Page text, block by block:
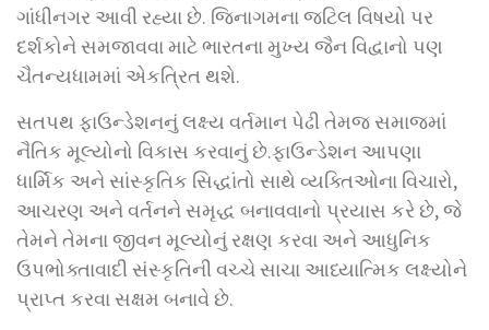
ગાંધીનગર આવી રહ્યા છે. જિનાગમના જટિલ વિષયો પર
દર્શકોને સમજાવવા માટે ભારતના મુખ્ય જૈન વિદ્વાનો પણ
ચૈતન્યધામમાં એકત્રિત થશે.
સતપથ ફાઉન્ડેશનનું લક્ષ્ય વર્તમાન પેઢી તેમજ સમાજમાં
નૈતિક મૂલ્યોનો વિકાસ કરવાનું છે.ફાઉન્ડેશન આપણા
ધાર્મિક અને સાંસ્કૃતિક સિદ્ધાંતો સાથે વ્યક્તિઓના વિચારો,
આચરણ અને વર્તનને સમૃદ્ધ બનાવવાનો પ્રયાસ કરે છે, જે
તેમને તેમના જીવન મૂલ્યોનું રક્ષણ કરવા અને આધુનિક
ઉપભોક્તાવાદી સંસ્કૃતિની વચ્ચે સાચા આધ્યાત્મિક લક્ષ્યોને
પ્રાપ્ત કરવા સક્ષમ બનાવે છે.